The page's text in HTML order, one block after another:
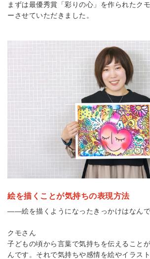
まずは最優秀賞「彩りの心」を作られたク
ーさせていただきました。
絵を描くことが気持ちの表現方法
――絵を描くようになったきっかけはなんで
クモさん
子どもの頃から言葉で気持ちを伝えること
んです。それで気持ちや感情を絵やイラス